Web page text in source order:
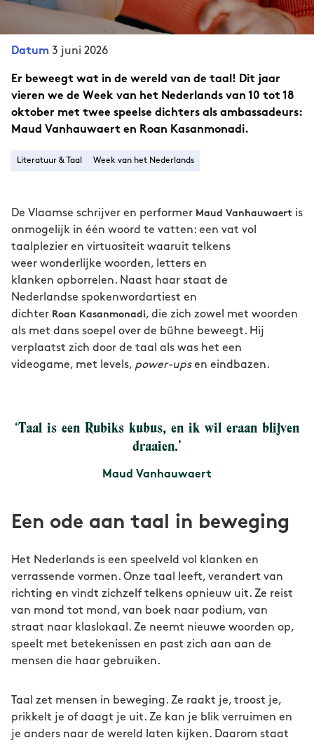
Datum 3 juni 2026
Er beweegt wat in de wereld van de taal! Dit jaar
vieren we de Week van het Nederlands van 10 tot 18
oktober met twee speelse dichters als ambassadeurs:
Maud Vanhauwaert en Roan Kasanmonadi.
Literatuur & Taal Week van het Nederlands
De Vlaamse schrijver en performer Maud Vanhauwaert is
onmogelijk in één woord te vatten: een vat vol
taalplezier en virtuositeit waaruit telkens
weer wonderlijke woorden, letters en
klanken opborrelen. Naast haar staat de
Nederlandse spokenwordartiest en
dichter Roan Kasanmonadi, die zich zowel met woorden
als met dans soepel over de bühne beweegt. Hij
verplaatst zich door de taal als was het een
videogame, met levels, power-ups en eindbazen.
‘Taal is een Rubiks kubus, en ik wil eraan blijven
draaien.’
Maud Vanhauwaert
Een ode aan taal in beweging
Het Nederlands is een speelveld vol klanken en
verrassende vormen. Onze taal leeft, verandert van
richting en vindt zichzelf telkens opnieuw uit. Ze reist
van mond tot mond, van boek naar podium, van
straat naar klaslokaal. Ze neemt nieuwe woorden op,
speelt met betekenissen en past zich aan aan de
mensen die haar gebruiken.
Taal zet mensen in beweging. Ze raakt je, troost je,
prikkelt je of daagt je uit. Ze kan je blik verruimen en
je anders naar de wereld laten kijken. Daarom staat